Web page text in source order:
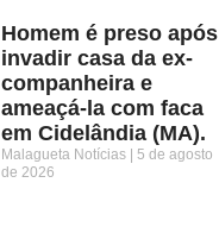
Homem é preso após
invadir casa da ex-
companheira e
ameaçá-la com faca
em Cidelândia (MA).
Malagueta Notícias
5 de agosto
de 2026